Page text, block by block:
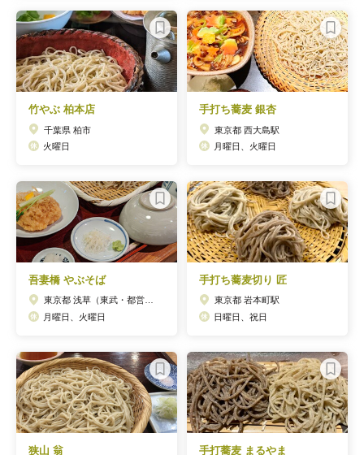
竹やぶ 柏本店
千葉県 柏市
火曜日
手打ち蕎麦 銀杏
東京都 西大島駅
月曜日、火曜日
吾妻橋 やぶそば
月曜日、火曜日
手打ち蕎麦切り 匠
東京都 岩本町駅
日曜日、祝日
狭山 翁 手打蕎麦 まるやま